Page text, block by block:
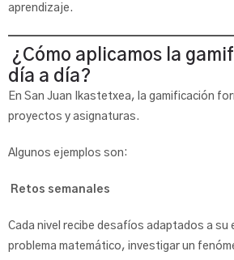
aprendizaje.
¿Cómo aplicamos la
día a día?
En San Juan Ikastetxea, la gamificación
proyectos y asignaturas.
Algunos ejemplos son:
Retos semanales
Cada nivel recibe desafíos adaptados a su
problema matemático, investigar un